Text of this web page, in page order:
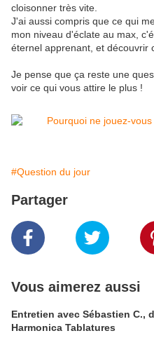
cloisonner très vite.
J'ai aussi compris que ce qui
mon niveau d'éclate au max,
éternel apprenant, et découvrir
Je pense que ça reste une
voir ce qui vous attire le plus !
#Question du jour
Partager
Vous aimerez aussi
Entretien avec Sébastien C.,
Harmonica Tablatures